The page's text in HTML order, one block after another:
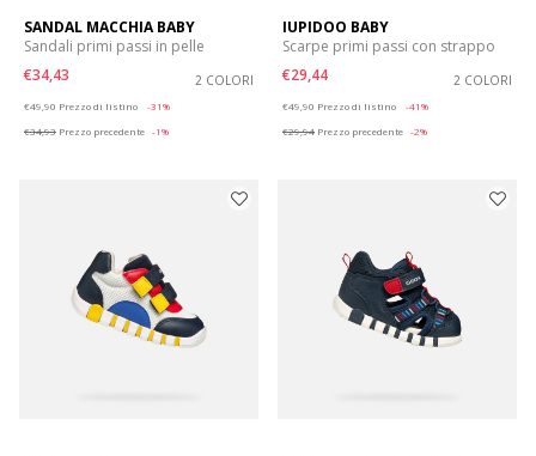
SANDAL MACCHIA BABY
Sandali primi passi in pelle
€34,43
2 COLORI
€49,90 Prezzo di listino
-31%
€34,93 Prezzo precedente -1%
IUPIDOO BABY
Scarpe primi passi con strappo
€29,44
2 COLORI
€49,90 Prezzo di listino
-41%
€29,94 Prezzo precedente -2%